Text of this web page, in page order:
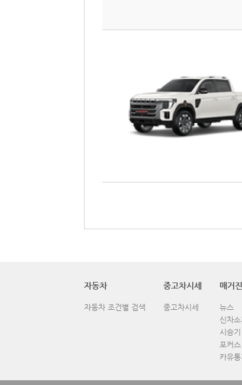
자동차
자동차 조건별 검색
중고차시세
중고차시세
매거진
뉴스
신차소
시승기
포커스
카유통